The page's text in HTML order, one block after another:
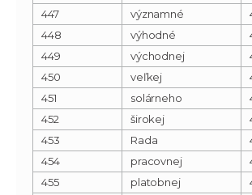
447
významné
448
výhodné
449
východnej
450
veľkej
451
solárneho
452
širokej
453
Rada
454
pracovnej
455
platobnej